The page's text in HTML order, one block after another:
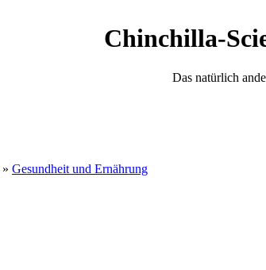
Chinchilla-
Das natürlich
» Gesundheit und Ernährung